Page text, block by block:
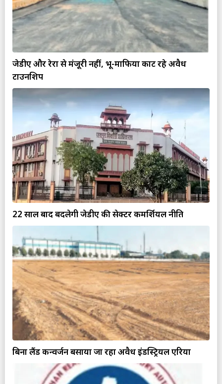
जेडीए और रेरा से मंजूरी नहीं, भू-माफिया काट रहे अवैध
टाउनशिप
22 साल बाद बदलेगी जेडीए की सेक्टर कमर्शियल नीति
बिना लैंड कन्वर्जन बसाया जा रहा अवैध इंडस्ट्रियल एरिया